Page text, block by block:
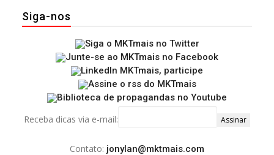
Siga-nos
Receba dicas via e-mail:
Contato: jonylan@mktmais.com